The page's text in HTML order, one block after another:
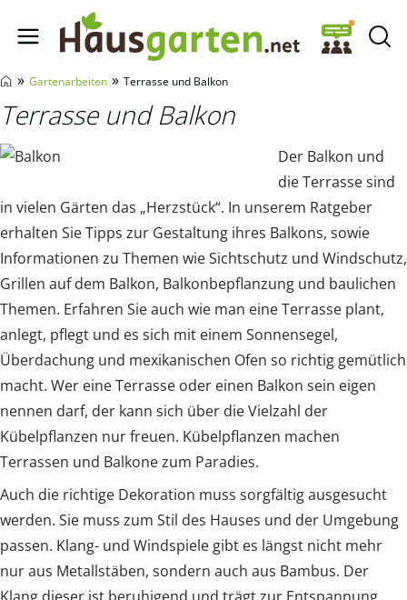
Hausgarten.net
» Gartenarbeiten » Terrasse und Balkon
Terrasse und Balkon
Der Balkon und
die Terrasse sind
in vielen Gärten das „Herzstück“. In unserem Ratgeber
erhalten Sie Tipps zur Gestaltung ihres Balkons, sowie
Informationen zu Themen wie Sichtschutz und Windschutz,
Grillen auf dem Balkon, Balkonbepflanzung und baulichen
Themen. Erfahren Sie auch wie man eine Terrasse plant,
anlegt, pflegt und es sich mit einem Sonnensegel,
Überdachung und mexikanischen Ofen so richtig gemütlich
macht. Wer eine Terrasse oder einen Balkon sein eigen
nennen darf, der kann sich über die Vielzahl der
Kübelpflanzen nur freuen. Kübelpflanzen machen
Terrassen und Balkone zum Paradies.
Auch die richtige Dekoration muss sorgfältig ausgesucht
werden. Sie muss zum Stil des Hauses und der Umgebung
passen. Klang- und Windspiele gibt es längst nicht mehr
nur aus Metallstäben, sondern auch aus Bambus. Der